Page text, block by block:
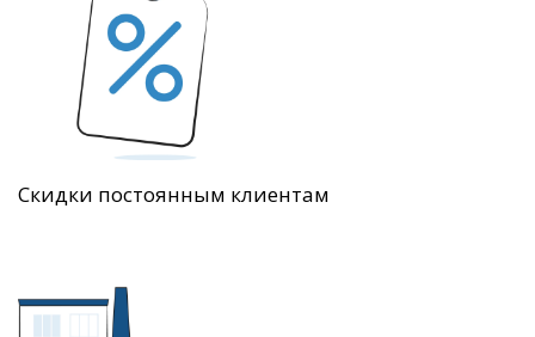
Скидки постоянным клиентам